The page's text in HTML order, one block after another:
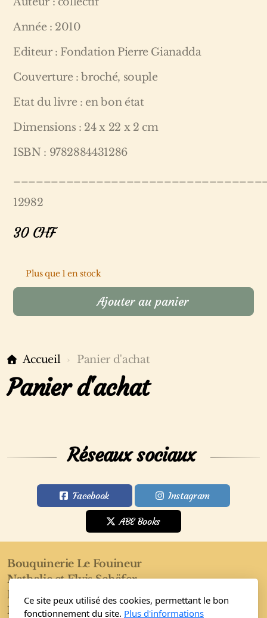
Année : 2010
Editeur : Fondation Pierre Gianadda
Couverture : broché, souple
Etat du livre : en bon état
Dimensions : 24 x 22 x 2 cm
ISBN : 9782884431286
12982
30CHF
Plus que 1 en stock
Ajouter au panier
Accueil Panier d'achat
Panier d'achat
Réseaux sociaux
Facebook Instagram
ABE Books
Bouquinerie Le Fouineur
Nathalie et Elvis Schäfer
Rue de l'Eglise 40
1955 Saint-Pierre-de-Clages
Ce site peux utilisé des cookies, permettant le bon
fonctionnement du site. Plus d'informations